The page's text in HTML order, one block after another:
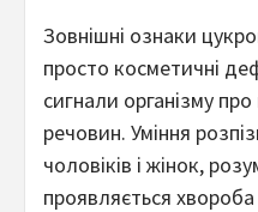
Зовнішні ознаки
просто косметичні
сигнали організму
речовин. Уміння
чоловіків і жінок,
проявляється хвороба